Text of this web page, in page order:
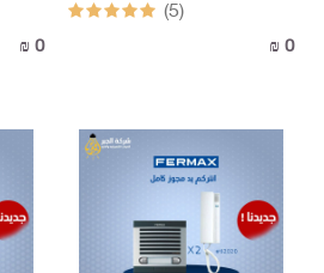
0 ₪
(5)
0 ₪